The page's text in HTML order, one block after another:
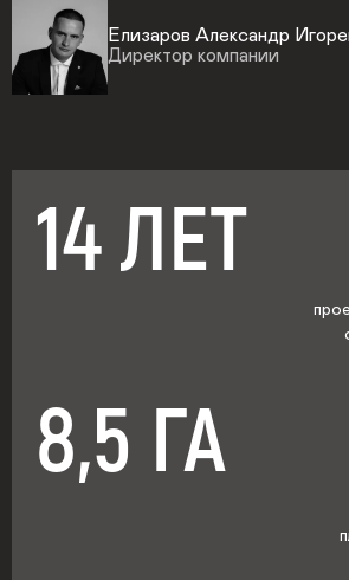
Елизаров Александр
Директор компании
14 ЛЕТ
8,5 ГА